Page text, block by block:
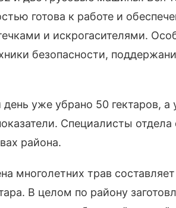
готова к работе и
и искрогасителями.
безопасности,
уже убрано 50 гектаров,
Специалисты
района.
многолетних трав
В целом по району